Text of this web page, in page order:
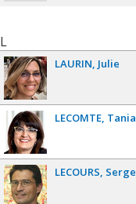
L
LAURIN Julie
LECOMTE Tania
LECOURS Serge